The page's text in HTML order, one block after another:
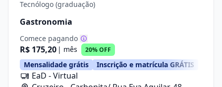
Tecnólogo (graduação)
Gastronomia
Comece pagando
R$ 175,20 | mês 20% OFF
Mensalidade grátis Inscrição e matrícula GRÁTIS
EaD - Virtual